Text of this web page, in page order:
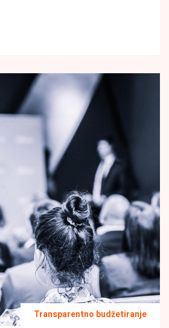
Transparentno budžetiranje